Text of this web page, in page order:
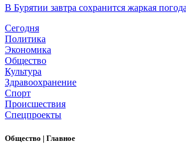
В Бурятии завтра сохранится жаркая погода
Сегодня
Политика
Экономика
Общество
Культура
Здравоохранение
Спорт
Происшествия
Спецпроекты
Общество | Главное